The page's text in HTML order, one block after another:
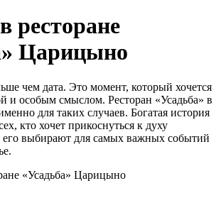
ресторане
Царицыно
чем дата. Это момент, который хочется
и особым смыслом. Ресторан «Усадьба» в
для таких случаев. Богатая история
кто хочет прикоснуться к духу
выбирают для самых важных событий